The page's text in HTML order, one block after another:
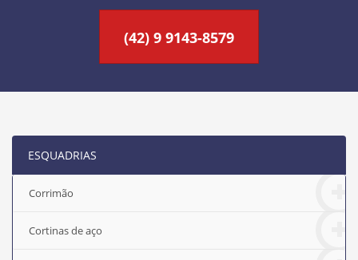
(42) 9 9143-8579
ESQUADRIAS
Corrimão
Cortinas de aço